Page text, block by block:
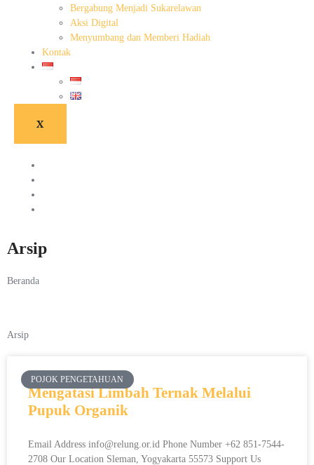
Bergabung Menjadi Sukarelawan
Aksi Digital
Menyumbang dan Memberi Hadiah
Kontak
X
Arsip
Beranda
Arsip
POJOK PENGETAHUAN
Mengatasi Limbah Ternak Melalui
Pupuk Organik
Email Address info@relung.or.id Phone Number +62 851-7544-
2708 Our Location Sleman, Yogyakarta 55573 Support Us